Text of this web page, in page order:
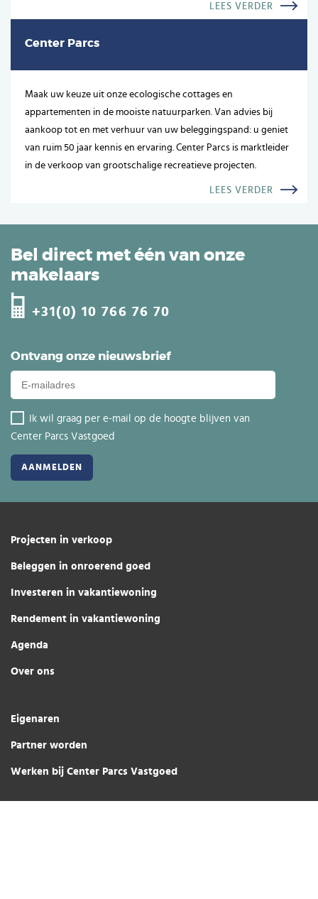
LEES VERDER
Center Parcs
Maak uw keuze uit onze ecologische cottages en
appartementen in de mooiste natuurparken. Van advies bij
aankoop tot en met verhuur van uw beleggingspand: u geniet
van ruim 50 jaar kennis en ervaring. Center Parcs is marktleider
in de verkoop van grootschalige recreatieve projecten.
LEES VERDER
Ontvang onze nieuwsbrief
Ik wil graag per e-mail op de hoogte blijven van
Center Parcs Vastgoed
Bel direct met één van onze
makelaars
+31(0) 10 766 76 70
Projecten in verkoop
Beleggen in onroerend goed
Investeren in vakantiewoning
Rendement in vakantiewoning
Agenda
Over ons
Eigenaren
Partner worden
Werken bij Center Parcs Vastgoed